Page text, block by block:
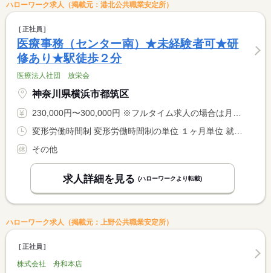
ハローワーク求人（掲載元：港北公共職業安定所）
正社員
医療事務（センター南）★未経験者可★研
修あり★駅徒歩２分
医療法人社団 放栄会
神奈川県横浜市都筑区
230,000円〜300,000円 ※フルタイム求人の場合は月額（換算額）、パート求人の場合は時間額を表示しています。
その他
求人詳細を見る (ハローワークより転載)
ハローワーク求人（掲載元：上野公共職業安定所）
正社員
株式会社 舟和本店